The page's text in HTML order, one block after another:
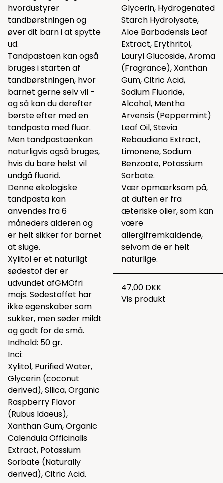
hvordustyrer
tandbørstningen og
øver dit barn i at spytte
ud.
Tandpastaen kan også
bruges i starten af
tandbørstningen, hvor
barnet gerne selv vil -
og så kan du derefter
børste efter med en
tandpasta med fluor.
Men tandpastaenkan
naturligvis også bruges,
hvis du bare helst vil
undgå fluorid.
Denne økologiske
tandpasta kan
anvendes fra 6
måneders alderen og
er helt sikker for barnet
at sluge.
Xylitol er et naturligt
sødestof der er
udvundet afGMOfri
majs. Sødestoffet har
ikke egenskaber som
sukker, men søder mildt
og godt for de små.
Indhold: 50 gr.
Inci:
Xylitol, Purified Water,
Glycerin (coconut
derived), SIlica, Organic
Raspberry Flavor
(Rubus Idaeus),
Xanthan Gum, Organic
Calendula Officinalis
Extract, Potassium
Sorbate (Naturally
derived), Citric Acid.
Glycerin, Hydrogenated
Starch Hydrolysate,
Aloe Barbadensis Leaf
Extract, Erythritol,
Lauryl Glucoside, Aroma
(Fragrance), Xanthan
Gum, Citric Acid,
Sodium Fluoride,
Alcohol, Mentha
Arvensis (Peppermint)
Leaf Oil, Stevia
Rebaudiana Extract,
Limonene, Sodium
Benzoate, Potassium
Sorbate.
Vær opmærksom på,
at duften er fra
æteriske olier, som kan
være
allergifremkaldende,
selvom de er helt
naturlige.
47,00 DKK
Vis produkt